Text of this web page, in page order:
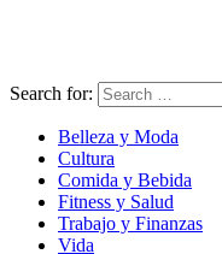
Search for:
Belleza y Moda
Cultura
Comida y Bebida
Fitness y Salud
Trabajo y Finanzas
Vida